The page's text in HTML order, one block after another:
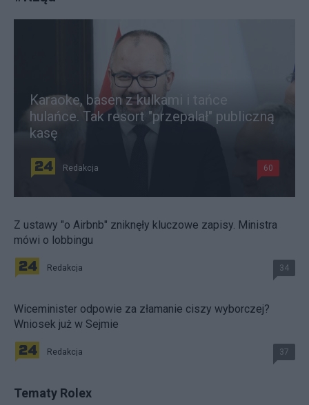
Karaoke, basen z kulkami i tańce
hulańce. Tak resort "przepalał" publiczną
kasę
Redakcja 60
Z ustawy "o Airbnb" zniknęły kluczowe zapisy. Ministra
mówi o lobbingu
Redakcja 34
Wiceminister odpowie za złamanie ciszy wyborczej?
Wniosek już w Sejmie
Redakcja 37
Tematy Rolex